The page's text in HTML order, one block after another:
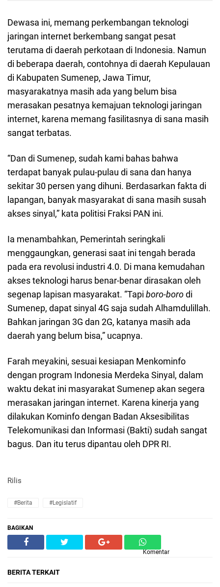
Dewasa ini, memang perkembangan teknologi
jaringan internet berkembang sangat pesat
terutama di daerah perkotaan di Indonesia. Namun
di beberapa daerah, contohnya di daerah Kepulauan
di Kabupaten Sumenep, Jawa Timur,
masyarakatnya masih ada yang belum bisa
merasakan pesatnya kemajuan teknologi jaringan
internet, karena memang fasilitasnya di sana masih
sangat terbatas.
“Dan di Sumenep, sudah kami bahas bahwa
terdapat banyak pulau-pulau di sana dan hanya
sekitar 30 persen yang dihuni. Berdasarkan fakta di
lapangan, banyak masyarakat di sana masih susah
akses sinyal,” kata politisi Fraksi PAN ini.
Ia menambahkan, Pemerintah seringkali
menggaungkan, generasi saat ini tengah berada
pada era revolusi industri 4.0. Di mana kemudahan
akses teknologi harus benar-benar dirasakan oleh
segenap lapisan masyarakat. “Tapi boro-borodi
Sumenep, dapat sinyal 4G saja sudah Alhamdulillah.
Bahkan jaringan 3G dan 2G, katanya masih ada
daerah yang belum bisa,” ucapnya.
Farah meyakini, sesuai kesiapan Menkominfo
dengan program Indonesia Merdeka Sinyal, dalam
waktu dekat ini masyarakat Sumenep akan segera
merasakan jaringan internet. Karena kinerja yang
dilakukan Kominfo dengan Badan Aksesibilitas
Telekomunikasi dan Informasi (Bakti) sudah sangat
bagus. Dan itu terus dipantau oleh DPR RI.
Rilis
#Berita #Legislatif
BAGIKAN
Komentar
BERITA TERKAIT